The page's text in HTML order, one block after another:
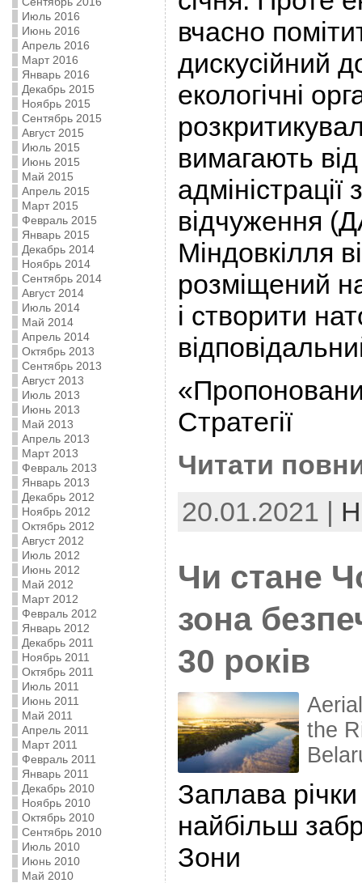
Июль 2016
Июнь 2016
Апрель 2016
Март 2016
Январь 2016
Декабрь 2015
Ноябрь 2015
Сентябрь 2015
Август 2015
Июль 2015
Июнь 2015
Май 2015
Апрель 2015
Март 2015
Февраль 2015
Январь 2015
Декабрь 2014
Ноябрь 2014
Сентябрь 2014
Август 2014
Июль 2014
Май 2014
Апрель 2014
Октябрь 2013
Сентябрь 2013
Август 2013
Июль 2013
Июнь 2013
Май 2013
Апрель 2013
Март 2013
Февраль 2013
Январь 2013
Декабрь 2012
Ноябрь 2012
Октябрь 2012
Август 2012
Июль 2012
Июнь 2012
Май 2012
Март 2012
Февраль 2012
Январь 2012
Декабрь 2011
Ноябрь 2011
Октябрь 2011
Июль 2011
Июнь 2011
Май 2011
Апрель 2011
Март 2011
Февраль 2011
Январь 2011
Декабрь 2010
Ноябрь 2010
Октябрь 2010
Сентябрь 2010
Июль 2010
Июнь 2010
Май 2010
вчасно
дискусійний
екологічні
вимагають
відчуження
Міндовкілля
розміщений
і створити
Стратегії
Читати
20.01.2021 |
Чи стане
зона
30 років
the
Заплава
найбільш
Зони